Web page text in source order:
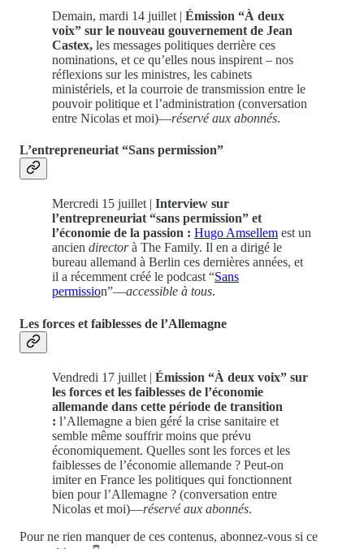
Demain, mardi 14 juillet | Émission “À deux
voix” sur le nouveau gouvernement de Jean
Castex, les messages politiques derrière ces
nominations, et ce qu’elles nous inspirent – nos
réflexions sur les ministres, les cabinets
ministériels, et la courroie de transmission entre le
pouvoir politique et l’administration (conversation
entre Nicolas et moi)—réservé aux abonnés.
L’entrepreneuriat “Sans permission”
Mercredi 15 juillet | Interview sur
l’entrepreneuriat “sans permission” et
l’économie de la passion : Hugo Amsellem est un
ancien directorà The Family. Il en a dirigé le
bureau allemand à Berlin ces dernières années, et
il a récemment créé le podcast “Sans
permission”—accessible à tous.
Les forces et faiblesses de l’Allemagne
Vendredi 17 juillet | Émission “À deux voix” sur
les forces et les faiblesses de l’économie
allemande dans cette période de transition
: l’Allemagne a bien géré la crise sanitaire et
semble même souffrir moins que prévu
économiquement. Quelles sont les forces et les
faiblesses de l’économie allemande ? Peut-on
imiter en France les politiques qui fonctionnent
bien pour l’Allemagne ? (conversation entre
Nicolas et moi)—réservé aux abonnés.
Pour ne rien manquer de ces contenus, abonnez-vous si ce